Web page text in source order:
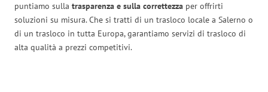
puntiamo sulla trasparenza e sulla correttezza per offrirti
soluzioni su misura. Che si tratti di un trasloco locale a Salerno o
di un trasloco in tutta Europa, garantiamo servizi di trasloco di
alta qualità a prezzi competitivi.